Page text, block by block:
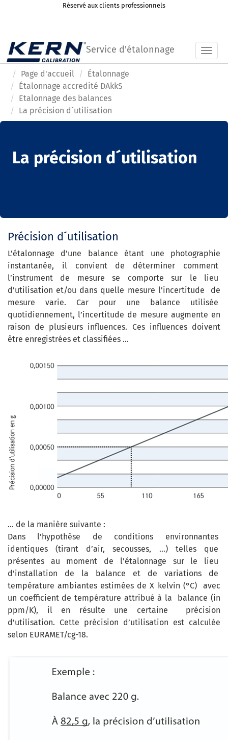
Réservé aux clients professionnels
Service d'étalonnage
Page d'accueil
Étalonnage
Étalonnage accredité DAkkS
Etalonnage des balances
La précision d´utilisation
La précision d´utilisation
Précision d´utilisation
L’étalonnage d’une balance étant une photographie
instantanée, il convient de déterminer comment
l’instrument de mesure se comporte sur le lieu
d’utilisation et/ou dans quelle mesure l’incertitude de
mesure varie. Car pour une balance utilisée
quotidiennement, l’incertitude de mesure augmente en
raison de plusieurs influences. Ces influences doivent
être enregistrées et classifiées …
… de la manière suivante :
Dans l’hypothèse de conditions environnantes
identiques (tirant d’air, secousses, …) telles que
présentes au moment de l’étalonnage sur le lieu
d’installation de la balance et de variations de
température ambiantes estimées de X kelvin (°C) avec
un coefficient de température attribué à la balance (in
ppm/K), il en résulte une certaine précision
d’utilisation. Cette précision d’utilisation est calculée
selon EURAMET/cg-18.